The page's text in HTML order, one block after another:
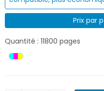
Prix par
Quantité : 11800 pages